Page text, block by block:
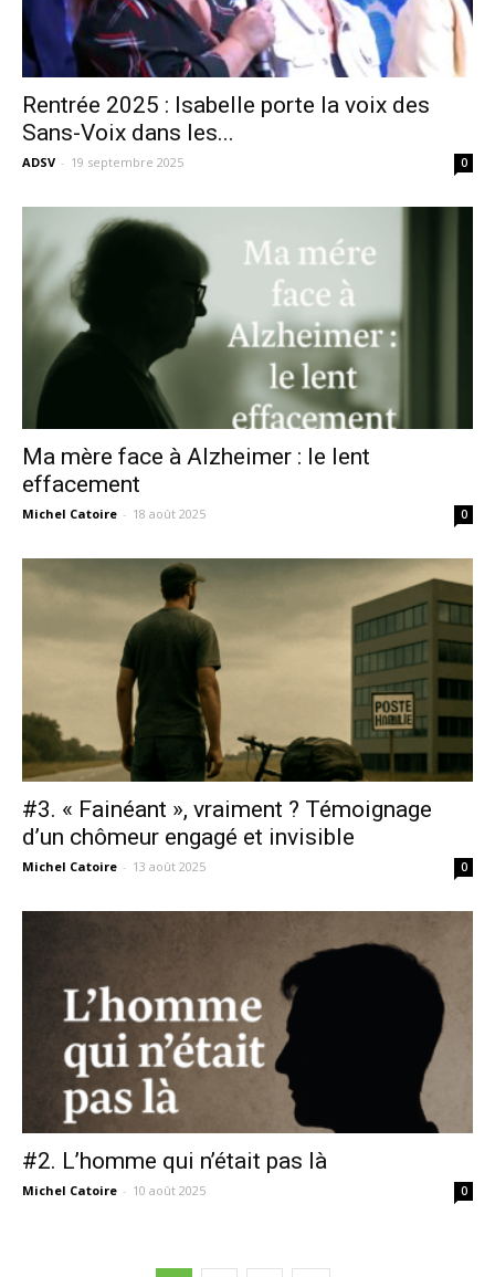
Rentrée 2025 : Isabelle porte la voix des
Sans-Voix dans les...
ADSV - 19 septembre 2025 0
Ma mère face à Alzheimer : le lent
effacement
Michel Catoire - 18 août 2025 0
#3. « Fainéant », vraiment ? Témoignage
d’un chômeur engagé et invisible
Michel Catoire - 13 août 2025 0
#2. L’homme qui n’était pas là
Michel Catoire - 10 août 2025 0